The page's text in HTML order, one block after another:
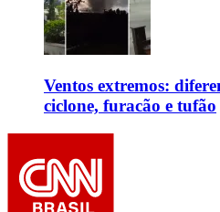
Ventos extremos:
ciclone, furacão e tufão